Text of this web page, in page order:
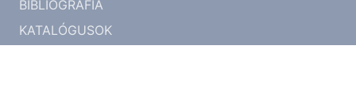
BIBLIOGRÁFIA
KATALÓGUSOK